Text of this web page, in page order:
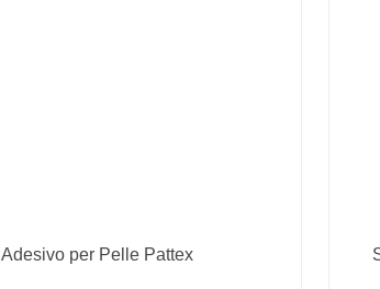
Adesivo per Pelle Pattex